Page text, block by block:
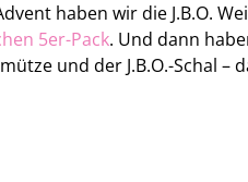
haben wir die J.B.O.
5er-Pack. Und dann
und der J.B.O.-